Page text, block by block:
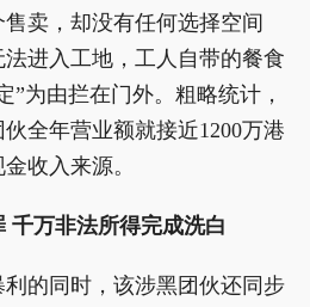
卖，却没有任何选择空间
进入工地，工人自带的餐食
”为由拦在门外。粗略统计，
全年营业额就接近1200万港
收入来源。
千万非法所得完成洗白
的同时，该涉黑团伙还同步